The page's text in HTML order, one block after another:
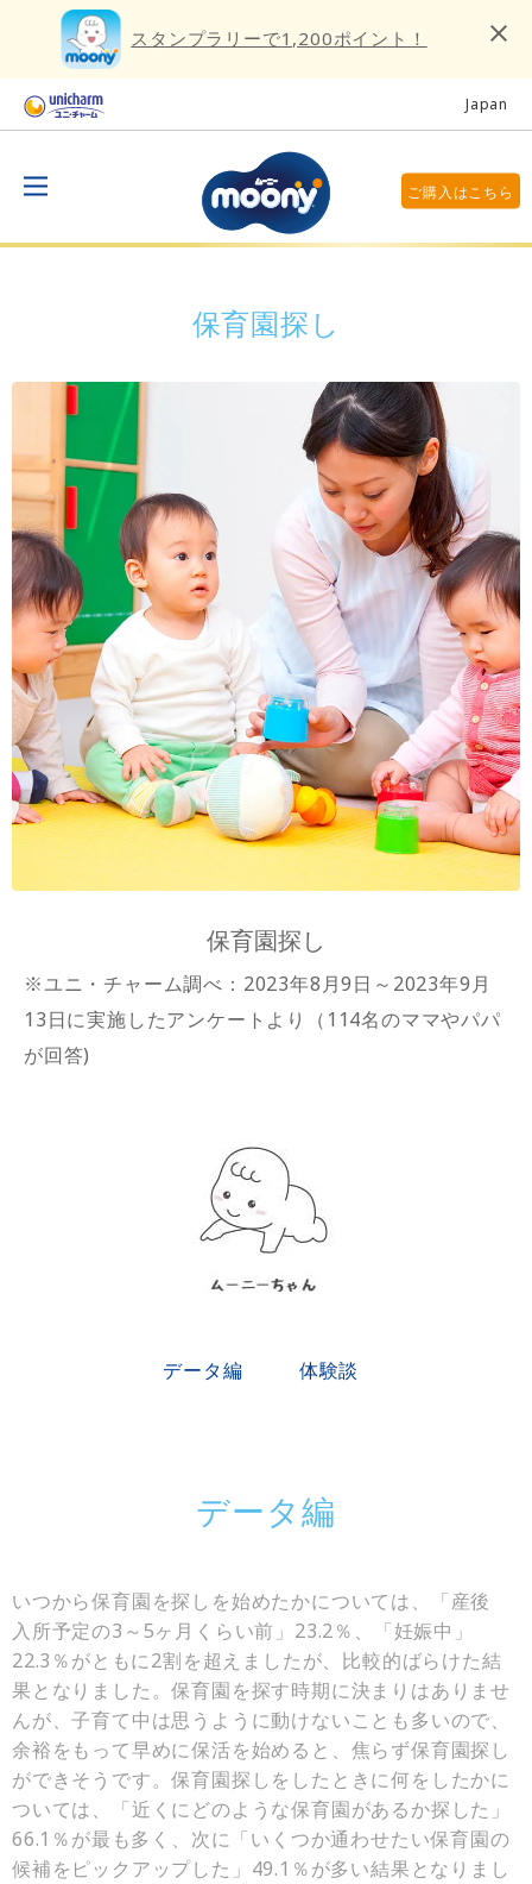
スタンプラリーで1,200ポイント！
Japan
ご購入はこちら
保育園探し
保育園探し
※ユニ・チャーム調べ：2023年8月9日～2023年9月
13日に実施したアンケートより（114名のママやパパ
が回答)
データ編 体験談
データ編
いつから保育園を探しを始めたかについては、「産後
入所予定の3～5ヶ月くらい前」23.2％、「妊娠中」
22.3％がともに2割を超えましたが、比較的ばらけた結
果となりました。保育園を探す時期に決まりはありませ
んが、子育て中は思うように動けないことも多いので、
余裕をもって早めに保活を始めると、焦らず保育園探し
ができそうです。保育園探しをしたときに何をしたかに
ついては、「近くにどのような保育園があるか探した」
66.1％が最も多く、次に「いくつか通わせたい保育園の
候補をピックアップした」49.1％が多い結果となりまし